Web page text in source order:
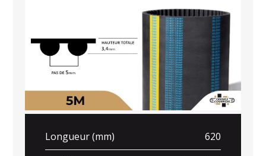
Longueur (mm) 620